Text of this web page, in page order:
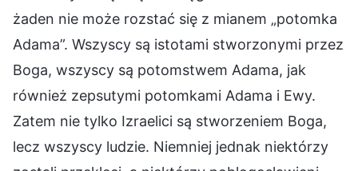
żaden nie może rozstać się z mianem „potomka
Adama”. Wszyscy są istotami stworzonymi przez
Boga, wszyscy są potomstwem Adama, jak
również zepsutymi potomkami Adama i Ewy.
Zatem nie tylko Izraelici są stworzeniem Boga,
lecz wszyscy ludzie. Niemniej jednak niektórzy